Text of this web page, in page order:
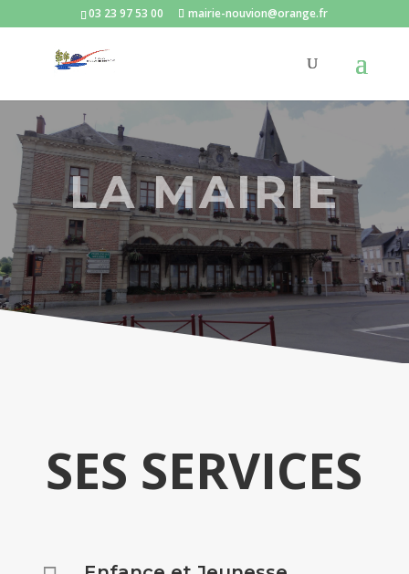
03 23 97 53 00 mairie-nouvion@orange.fr
LA MAIRIE
SES SERVICES